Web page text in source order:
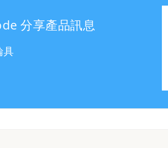
分享產品訊息
具